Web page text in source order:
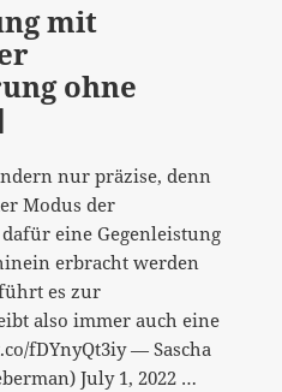
mit
ohne
nur präzise, denn
Modus der
eine Gegenleistung
erbracht werden
es zur
also immer auch eine
fDYnyQt3iy — Sascha
July 1, 2022 …